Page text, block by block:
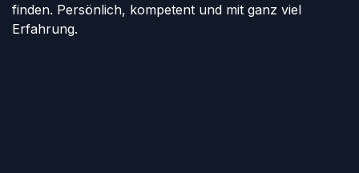
finden. Persönlich, kompetent und mit ganz viel
Erfahrung.